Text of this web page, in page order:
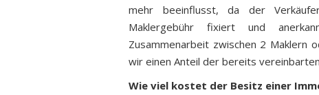
mehr beeinflusst, da der
Maklergebühr fixiert und
Zusammenarbeit zwischen 2 Maklern
wir einen Anteil der bereits
Wie viel kostet der Besitz einer